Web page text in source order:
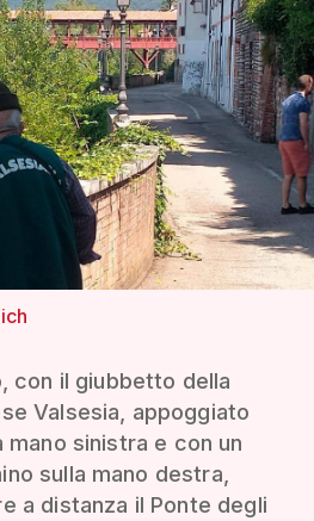
con il giubbetto della
Valsesia, appoggiato
sinistra e con un
sulla mano destra,
a distanza il Ponte degli